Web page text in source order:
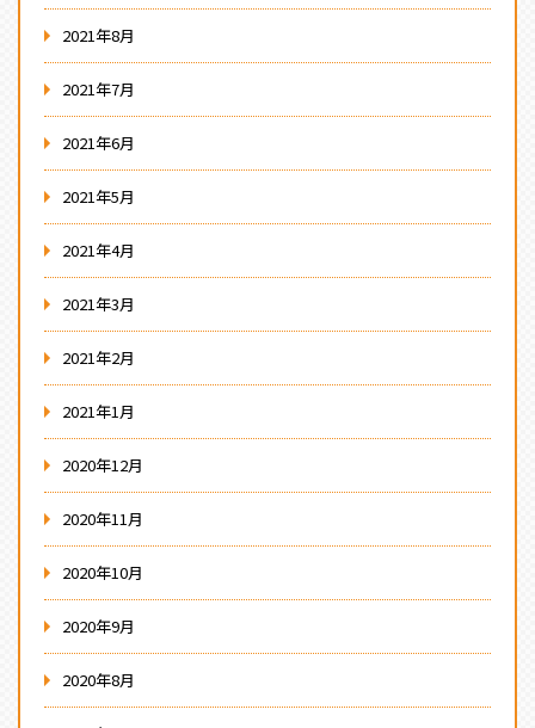
2021年8月
2021年7月
2021年6月
2021年5月
2021年4月
2021年3月
2021年2月
2021年1月
2020年12月
2020年11月
2020年10月
2020年9月
2020年8月